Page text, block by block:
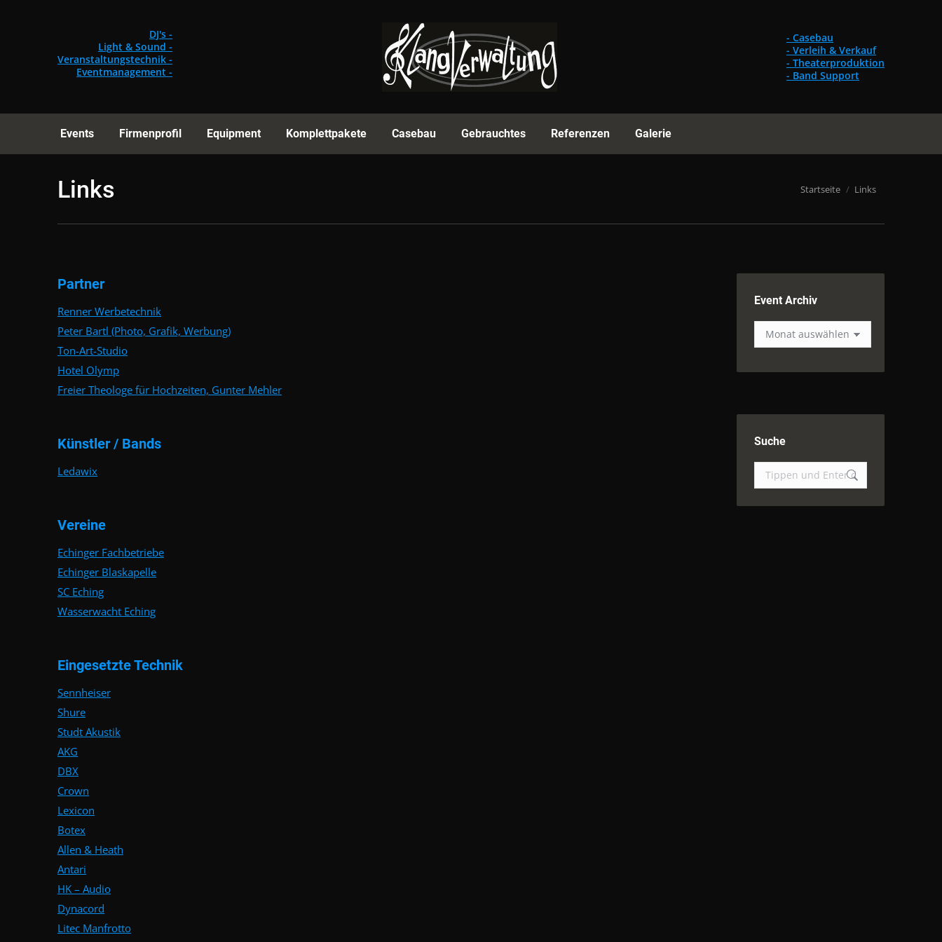
DJ's -
Light & Sound -
Veranstaltungstechnik -
Eventmanagement -
- Casebau
- Verleih & Verkauf
- Theaterproduktion
- Band Support
Events Firmenprofil Equipment Komplettpakete Casebau Gebrauchtes Referenzen Galerie
Links Du bist hier:
Startseite Links
Partner
Renner Werbetechnik
Peter Bartl (Photo, Grafik, Werbung)
Ton-Art-Studio
Hotel Olymp
Freier Theologe für Hochzeiten, Gunter Mehler
Künstler / Bands
Ledawix
Vereine
Echinger Fachbetriebe
Echinger Blaskapelle
SC Eching
Wasserwacht Eching
Eingesetzte Technik
Sennheiser
Shure
Studt Akustik
AKG
DBX
Crown
Lexicon
Botex
Allen & Heath
Antari
HK – Audio
Dynacord
Litec Manfrotto
Event Archiv
Event
Archiv
Suche
Suchen:
Equipment